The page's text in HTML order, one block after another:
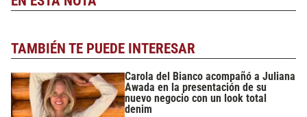
TAMBIÉN TE PUEDE INTERESAR
Carola del Bianco acompañó a Juliana
Awada en la presentación de su
nuevo negocio con un look total
denim